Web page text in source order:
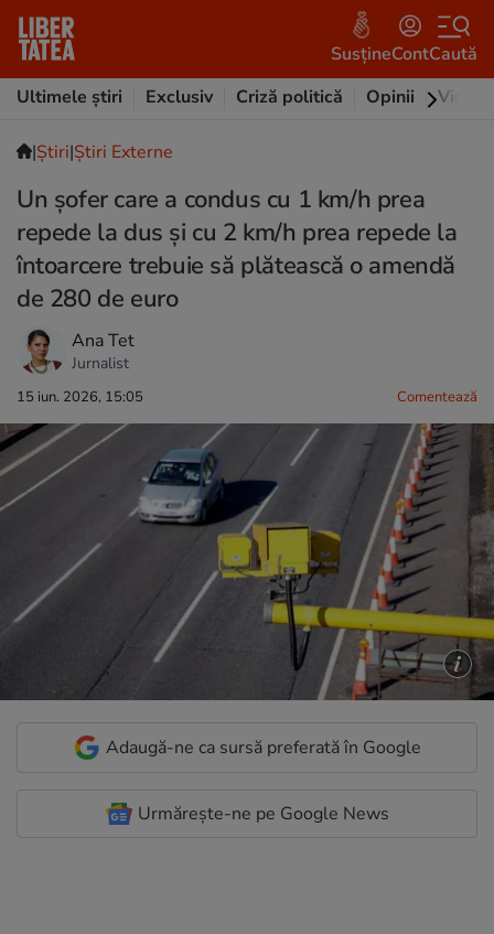
SusțineContCaută
Ultimele știri
Exclusiv Criză politică Opinii Video
|Ştiri|Știri Externe
Un șofer care a condus cu 1 km/h prea
repede la dus și cu 2 km/h prea repede la
întoarcere trebuie să plătească o amendă
de 280 de euro
Ana Tet
Jurnalist
15 iun. 2026, 15:05 Comentează
Adaugă-ne ca sursă preferată în Google
Urmărește-ne pe Google News